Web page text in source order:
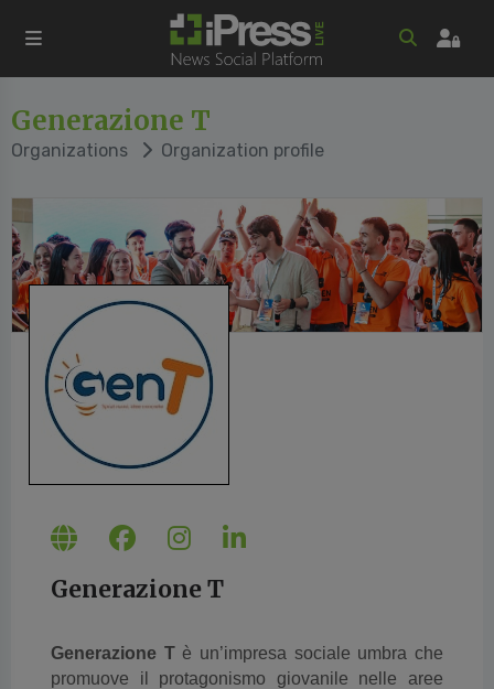
Generazione T
Organizations Organization profile
Generazione T
Generazione Tè un’impresa sociale umbra che
promuove il protagonismo giovanile nelle aree